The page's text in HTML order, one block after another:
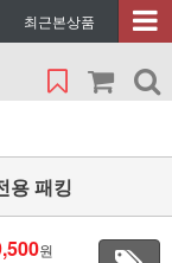
최근본상품
용 패킹
원